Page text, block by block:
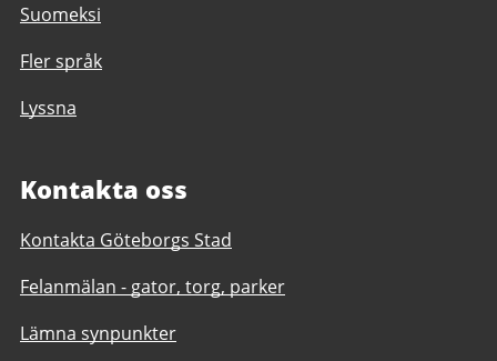
Suomeksi
Fler språk
Lyssna
Kontakta oss
Kontakta Göteborgs Stad
Felanmälan - gator, torg, parker
Lämna synpunkter